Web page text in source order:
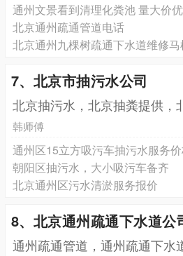
通州文景看到清理化粪池 量大价优
北京通州疏通管道电话
北京通州九棵树疏通下水道维修马
7、北京市抽污水公司
北京抽污水，北京抽粪提供，
韩师傅
通州区15立方吸污车抽污水服务
朝阳区抽污水，大小吸污车备齐
北京通州区污水清淤服务报价
8、北京通州疏通下水道公
通州疏通管道，通州疏通下水